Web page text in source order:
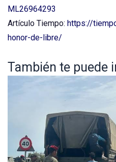
ML26964293
Artículo Tiempo: https://
honor-de-libre/
También te puede